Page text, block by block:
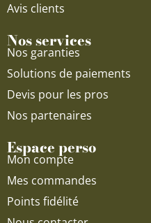
Avis clients
Nos services
Nos garanties
Solutions de paiements
Devis pour les pros
Nos partenaires
Espace perso
Mon compte
Mes commandes
Points fidélité